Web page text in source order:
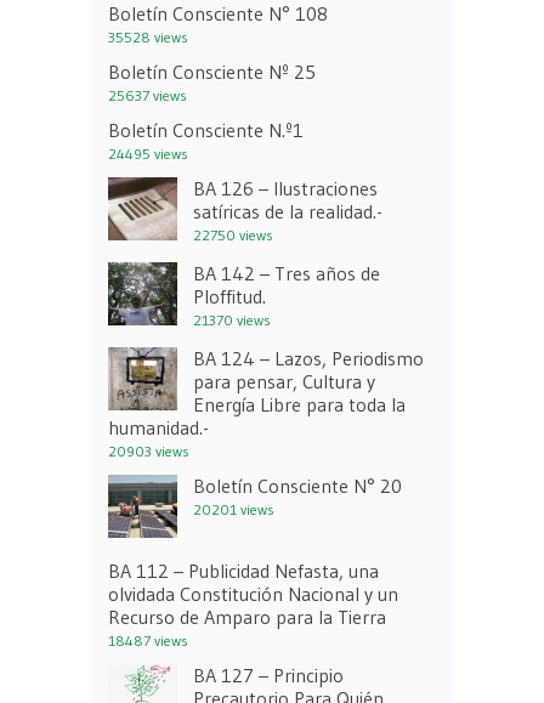
Boletín Consciente N° 108
35528 views
Boletín Consciente Nº 25
25637 views
Boletín Consciente N.º1
24495 views
BA 126 – Ilustraciones
satíricas de la realidad.-
22750 views
BA 142 – Tres años de
Ploffitud.
21370 views
BA 124 – Lazos, Periodismo
para pensar, Cultura y
Energía Libre para toda la
humanidad.-
20903 views
Boletín Consciente N° 20
20201 views
BA 112 – Publicidad Nefasta, una
olvidada Constitución Nacional y un
Recurso de Amparo para la Tierra
18487 views
BA 127 – Principio